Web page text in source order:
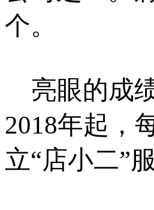
个。
亮眼的成
2018年起，
立“店小二”